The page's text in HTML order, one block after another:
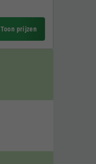
Toon prijzen